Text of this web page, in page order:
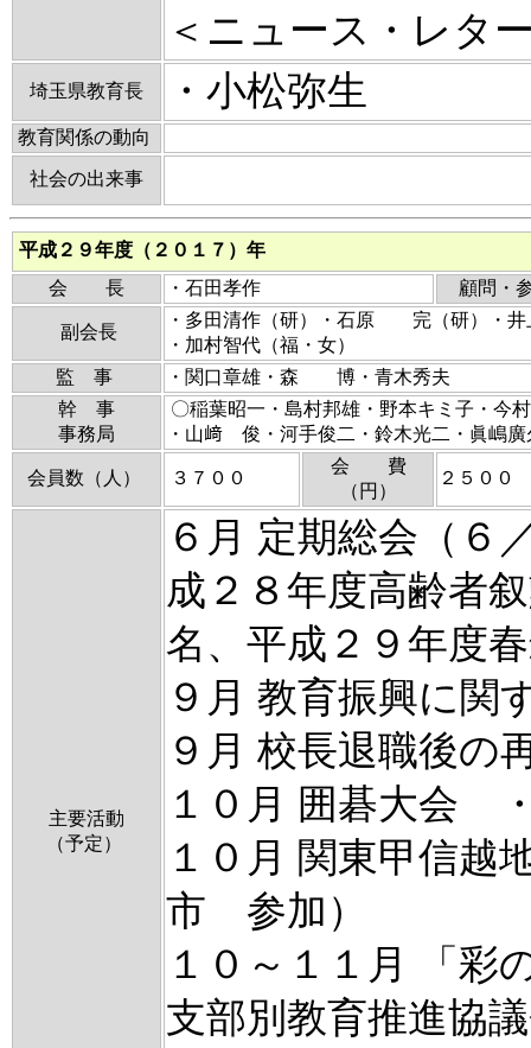
＜ニュース・レ
埼玉県教育長 ・小松弥生
教育関係の動向
社会の出来事
平成２９年度（２０１７）年
会 長
・石田孝作 顧問・
副会長
・多田清作（研）・石原 完（研）・
・加村智代（福・女）
監 事
・関口章雄・森 博・青木秀夫
幹 事
事務局
〇稲葉昭一・島村邦雄・野本キミ子・
・山﨑 俊・河手俊二・鈴木光二
会員数（人） ３７００
会 費
（円）
２５００
主要活動
（予定）
６月 定期総会（６
成２８年度高齢者
名、平成２９年度
９月 教育振興に関
９月 校長退職後の
１０月 囲碁大会
１０月 関東甲信越
市 参加）
１０～１１月 「
支部別教育推進協